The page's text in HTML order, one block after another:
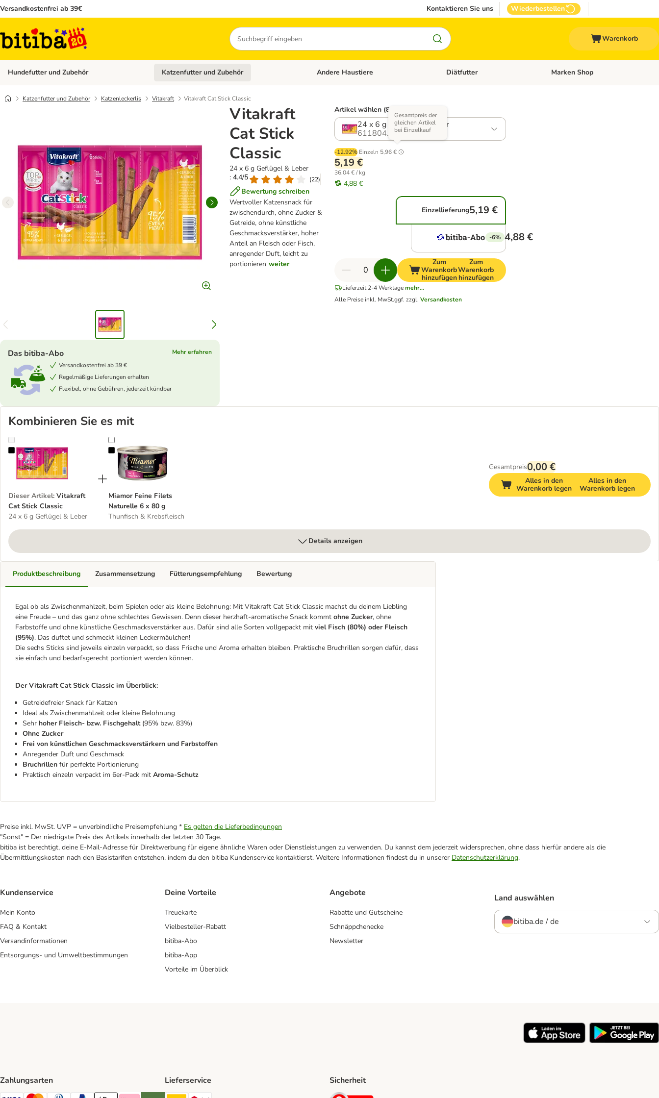
Versandkostenfrei ab 39€ Kontaktieren Sie uns Wiederbestellen
Suchen
Warenkorb
Hundefutter und Zubehör Kategorie-Menü öffnen: Hundefutter und Zubehör
Katzenfutter und Zubehör Kategorie-Menü öffnen: Katzenfutter und Zubehör
Andere Haustiere Kategorie-Menü öffnen: Andere Haustiere
Diätfutter Kategorie-Menü öffnen: Diätfutter
Marken Shop
Katzenfutter und Zubehör Katzenleckerlis Vitakraft Vitakraft Cat Stick Classic
Vitakraft
Cat Stick
Classic
24 x 6 g Geflügel & Leber
: 4.4/5
(22)
Bewertung schreiben
Wertvoller Katzensnack für
zwischendurch, ohne Zucker &
Getreide, ohne künstliche
Geschmacksverstärker, hoher
Anteil an Fleisch oder Fisch,
anregender Duft, leicht zu
portionieren weiter
Das bitiba-Abo
Mehr erfahren
Versandkostenfrei ab 39 €
Regelmäßige Lieferungen erhalten
Flexibel, ohne Gebühren, jederzeit kündbar
Artikel wählen (8 Varianten)
24 x 6 g Geflügel & Leber
611804.15
-12.92% Einzeln 5,96 €
Gesamtpreis der
gleichen Artikel
bei Einzelkauf
5,19 €
36,04 € / kg
4,88 €
Einzellieferung5,19 €
-6% 4,88 €
Zum
Warenkorb
hinzufügen
Zum
Warenkorb
hinzufügen
Lieferzeit 2-4 Werktagemehr...
Alle Preise inkl. MwSt.ggf. zzgl. Versandkosten
Kombinieren Sie es mit
Vitakraft Cat Stick Classic
Dieser Artikel: Vitakraft
Cat Stick Classic
24 x 6 g Geflügel & Leber
Miamor Feine Filets Naturelle 6 x 80 g
Miamor Feine Filets
Naturelle 6 x 80 g
Thunfisch & Krebsfleisch
Gesamtpreis0,00 €
Alles in den
Warenkorb legen
Alles in den
Warenkorb legen
Details anzeigen
Produktbeschreibung
Egal ob als Zwischenmahlzeit, beim Spielen oder als kleine Belohnung: Mit Vitakraft Cat Stick Classic machst du deinem Liebling
eine Freude – und das ganz ohne schlechtes Gewissen. Denn dieser herzhaft-aromatische Snack kommt ohne Zucker, ohne
Farbstoffe und ohne künstliche Geschmacksverstärker aus. Dafür sind alle Sorten vollgepackt mit viel Fisch (80%) oder Fleisch
(95%). Das duftet und schmeckt kleinen Leckermäulchen!
Die sechs Sticks sind jeweils einzeln verpackt, so dass Frische und Aroma erhalten bleiben. Praktische Bruchrillen sorgen dafür, dass
sie einfach und bedarfsgerecht portioniert werden können.
Der Vitakraft Cat Stick Classic im Überblick:
Getreidefreier Snack für Katzen
Ideal als Zwischenmahlzeit oder kleine Belohnung
Sehr hoher Fleisch- bzw. Fischgehalt(95% bzw. 83%)
Ohne Zucker
Frei von künstlichen Geschmacksverstärkern und Farbstoffen
Anregender Duft und Geschmack
Bruchrillen für perfekte Portionierung
Praktisch einzeln verpackt im 6er-Pack mit Aroma-Schutz
Zusammensetzung Fütterungsempfehlung Bewertung
Preise inkl. MwSt. UVP = unverbindliche Preisempfehlung * Es gelten die Lieferbedingungen
"Sonst" = Der niedrigste Preis des Artikels innerhalb der letzten 30 Tage.
bitiba ist berechtigt, deine E-Mail-Adresse für Direktwerbung für eigene ähnliche Waren oder Dienstleistungen zu verwenden. Du kannst dem jederzeit widersprechen, ohne dass hierfür andere als die
Übermittlungskosten nach den Basistarifen entstehen, indem du den bitiba Kundenservice kontaktierst. Weitere Informationen findest du in unserer Datenschutzerklärung.
Kundenservice
Mein Konto
FAQ & Kontakt
Versandinformationen
Entsorgungs- und Umweltbestimmungen
Deine Vorteile
Treuekarte
Vielbesteller-Rabatt
bitiba-Abo
bitiba-App
Vorteile im Überblick
Angebote
Rabatte und Gutscheine
Schnäppchenecke
Newsletter
Land auswählen
bitiba.de / de
Zahlungsarten Lieferservice Sicherheit